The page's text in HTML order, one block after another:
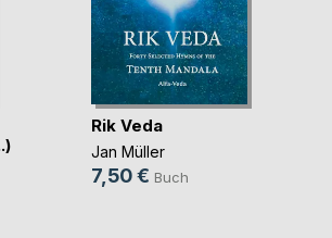
Rik Veda
Jan Müller
7,50 € Buch